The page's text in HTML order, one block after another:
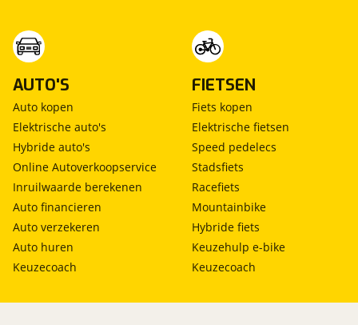
AUTO'S
Auto kopen
Elektrische auto's
Hybride auto's
Online Autoverkoopservice
Inruilwaarde berekenen
Auto financieren
Auto verzekeren
Auto huren
Keuzecoach
FIETSEN
Fiets kopen
Elektrische fietsen
Speed pedelecs
Stadsfiets
Racefiets
Mountainbike
Hybride fiets
Keuzehulp e-bike
Keuzecoach